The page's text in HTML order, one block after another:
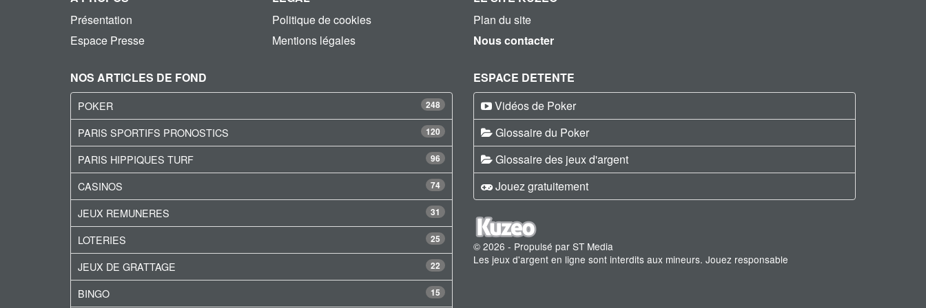
Présentation
Espace Presse
Politique de cookies
Mentions légales
Plan du site
Nous contacter
NOS ARTICLES DE FOND
248
POKER
120
PARIS SPORTIFS PRONOSTICS
96
PARIS HIPPIQUES TURF
74
CASINOS
31
JEUX REMUNERES
25
LOTERIES
22
JEUX DE GRATTAGE
15
BINGO
ESPACE DETENTE
Vidéos de Poker
Glossaire du Poker
Glossaire des jeux d'argent
Jouez gratuitement
© 2026 - Propulsé par ST Media
Les jeux d'argent en ligne sont interdits aux mineurs. Jouez responsable